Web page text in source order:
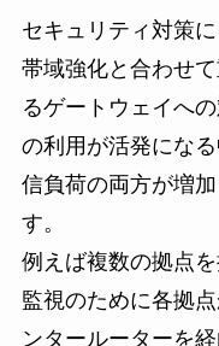
セキュリティ対策
帯域強化と合わせ
るゲートウェイへ
の利用が活発にな
信負荷の両方が増
す。
例えば複数の拠点
監視のために各拠
ンタールーターを